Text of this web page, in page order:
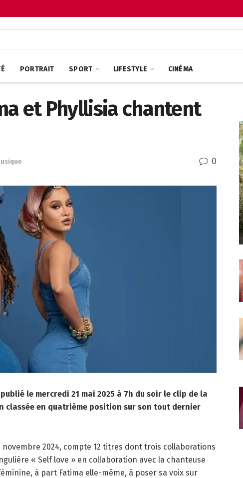
PORTRAIT SPORT LIFESTYLE CINÉMA
et Phyllisia chantent
0
le mercredi 21 mai 2025 à 7h du soir le clip de la
classée en quatrième position sur son tout dernier
novembre 2024, compte 12 titres dont trois collaborations
« Self love » en collaboration avec la chanteuse
à part Fatima elle-même, à poser sa voix sur